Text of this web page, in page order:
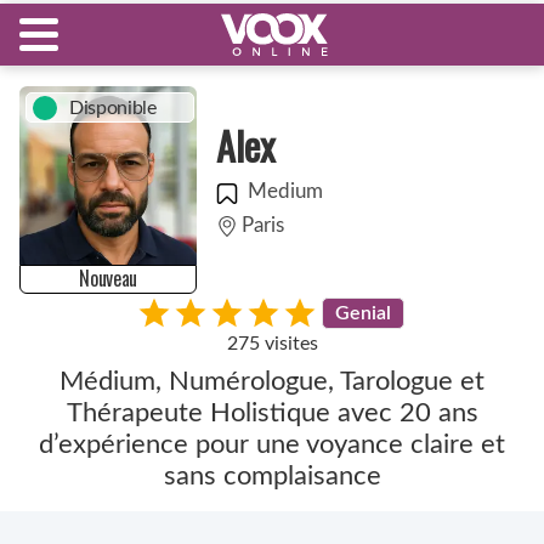
Disponible
Nouveau
Alex
Medium
Paris
Genial
275 visites
Médium, Numérologue, Tarologue et
Thérapeute Holistique avec 20 ans
d’expérience pour une voyance claire et
sans complaisance